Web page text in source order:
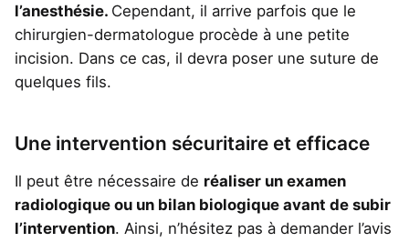
l’anesthésie. Cependant, il arrive parfois que le
chirurgien-dermatologue procède à une petite
incision. Dans ce cas, il devra poser une suture de
quelques fils.
Une intervention sécuritaire et efficace
Il peut être nécessaire de réaliser un examen
radiologique ou un bilan biologique avant de subir
l’intervention. Ainsi, n’hésitez pas à demander l’avis